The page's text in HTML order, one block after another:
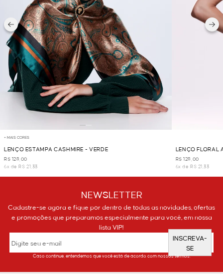
+ MAIS CORES
LENÇO ESTAMPA CASHMIRE - VERDE
R$ 128,00
6x de R$ 21,33
LENÇO FLORAL
R$ 128,00
6x de R$ 21,33
NEWSLETTER
Cadastre-se agora e fique por dentro de todas as novidades, ofertas
e promoções que preparamos especialmente para você, em nossa
lista VIP!
INSCREVA-
SE
Caso continue, entendemos que você está de acordo com nossos termos.